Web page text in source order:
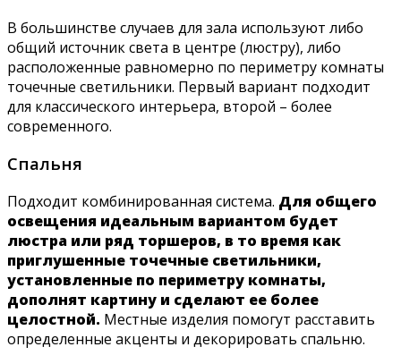
В большинстве случаев для зала используют либо
общий источник света в центре (люстру), либо
расположенные равномерно по периметру комнаты
точечные светильники. Первый вариант подходит
для классического интерьера, второй – более
современного.
Спальня
Подходит комбинированная система. Для общего
освещения идеальным вариантом будет
люстра или ряд торшеров, в то время как
приглушенные точечные светильники,
установленные по периметру комнаты,
дополнят картину и сделают ее более
целостной. Местные изделия помогут расставить
определенные акценты и декорировать спальню.